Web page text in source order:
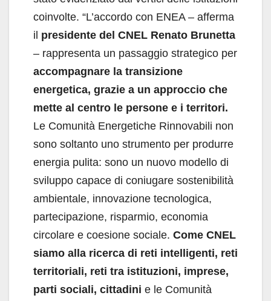
coinvolte. “L’accordo con ENEA – afferma
il presidente del CNEL Renato Brunetta
– rappresenta un passaggio strategico per
accompagnare la transizione
energetica, grazie a un approccio che
mette al centro le persone e i territori.
Le Comunità Energetiche Rinnovabili non
sono soltanto uno strumento per produrre
energia pulita: sono un nuovo modello di
sviluppo capace di coniugare sostenibilità
ambientale, innovazione tecnologica,
partecipazione, risparmio, economia
circolare e coesione sociale. Come CNEL
siamo alla ricerca di reti intelligenti, reti
territoriali, reti tra istituzioni, imprese,
parti sociali, cittadini e le Comunità